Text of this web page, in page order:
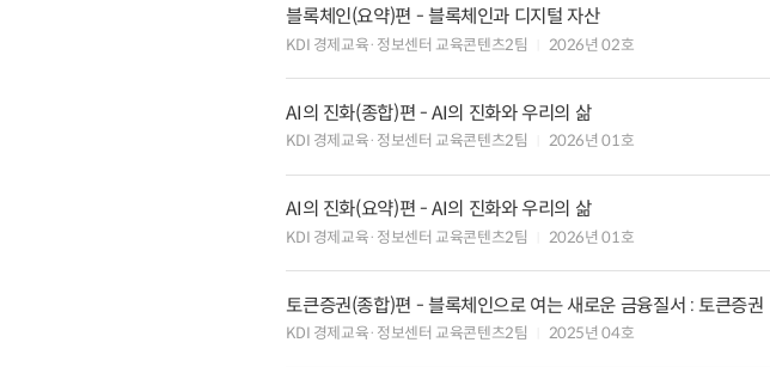
블록체인(요약)편 - 블록체인과 디지털 자산
KDI 경제교육·정보센터 교육콘텐츠2팀 2026년 02호
AI의 진화(종합)편 - AI의 진화와 우리의 삶
KDI 경제교육·정보센터 교육콘텐츠2팀 2026년 01호
AI의 진화(요약)편 - AI의 진화와 우리의 삶
KDI 경제교육·정보센터 교육콘텐츠2팀 2026년 01호
토큰증권(종합)편 - 블록체인으로 여는 새로운 금융질서 : 토큰증권
KDI 경제교육·정보센터 교육콘텐츠2팀 2025년 04호